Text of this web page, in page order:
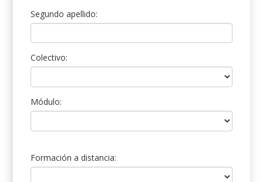
Segundo apellido:
Colectivo:
Módulo:
Formación a distancia: